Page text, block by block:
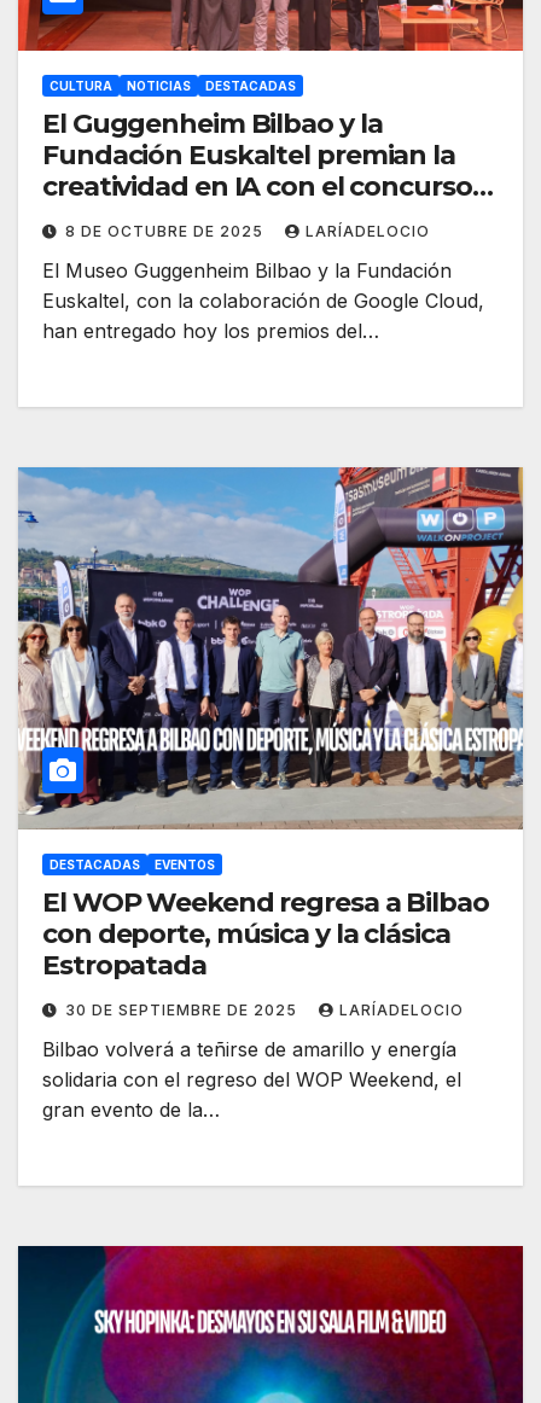
CULTURA NOTICIAS DESTACADAS
El Guggenheim Bilbao y la
Fundación Euskaltel premian la
creatividad en IA con el concurso
“Conexiones que inspiran”
8 DE OCTUBRE DE 2025 LARÍADELOCIO
El Museo Guggenheim Bilbao y la Fundación
Euskaltel, con la colaboración de Google Cloud,
han entregado hoy los premios del…
DESTACADAS EVENTOS
El WOP Weekend regresa a Bilbao
con deporte, música y la clásica
Estropatada
30 DE SEPTIEMBRE DE 2025 LARÍADELOCIO
Bilbao volverá a teñirse de amarillo y energía
solidaria con el regreso del WOP Weekend, el
gran evento de la…